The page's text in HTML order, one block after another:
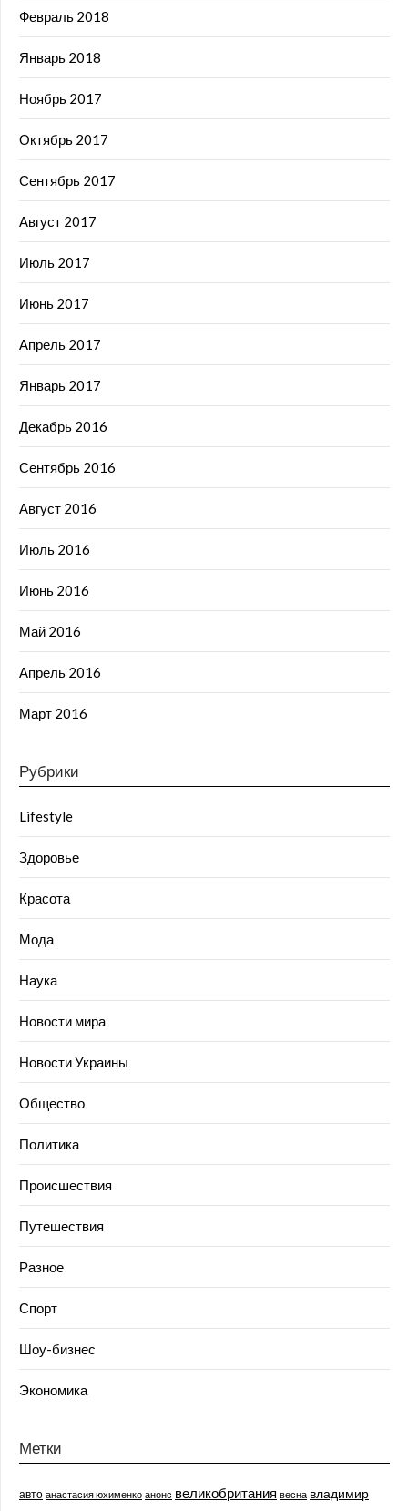
Февраль 2018
Январь 2018
Ноябрь 2017
Октябрь 2017
Сентябрь 2017
Август 2017
Июль 2017
Июнь 2017
Апрель 2017
Январь 2017
Декабрь 2016
Сентябрь 2016
Август 2016
Июль 2016
Июнь 2016
Май 2016
Апрель 2016
Март 2016
Рубрики
Lifestyle
Здоровье
Красота
Мода
Наука
Новости мира
Новости Украины
Общество
Политика
Происшествия
Путешествия
Разное
Спорт
Шоу-бизнес
Экономика
Метки
авто анастасия юхименко анонс великобритания весна владимир